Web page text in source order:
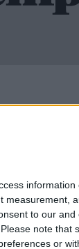
to our
Please note that
or